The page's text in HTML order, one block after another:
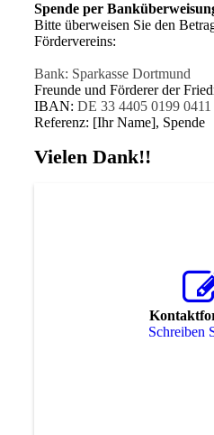
Spende per
Bitte überweisen Sie den
Fördervereins:
Bank: Sparkasse Dortmund
Freunde und Förderer der
IBAN: DE 33 4405 0199
Referenz: [Ihr Name], Spende
Vielen Dank!!
Schreiben